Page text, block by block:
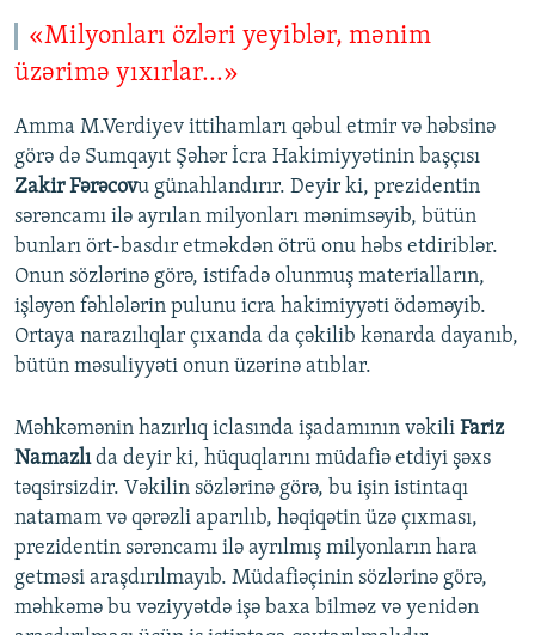
«Milyonları özləri yeyiblər, mənim
üzərimə yıxırlar...»
Amma M.Verdiyev ittihamları qəbul etmir və həbsinə
görə də Sumqayıt Şəhər İcra Hakimiyyətinin başçısı
Zakir Fərəcovu günahlandırır. Deyir ki, prezidentin
sərəncamı ilə ayrılan milyonları mənimsəyib, bütün
bunları ört-basdır etməkdən ötrü onu həbs etdiriblər.
Onun sözlərinə görə, istifadə olunmuş materialların,
işləyən fəhlələrin pulunu icra hakimiyyəti ödəməyib.
Ortaya narazılıqlar çıxanda da çəkilib kənarda dayanıb,
bütün məsuliyyəti onun üzərinə atıblar.
Məhkəmənin hazırlıq iclasında işadamının vəkili Fariz
Namazlıda deyir ki, hüquqlarını müdafiə etdiyi şəxs
təqsirsizdir. Vəkilin sözlərinə görə, bu işin istintaqı
natamam və qərəzli aparılıb, həqiqətin üzə çıxması,
prezidentin sərəncamı ilə ayrılmış milyonların hara
getməsi araşdırılmayıb. Müdafiəçinin sözlərinə görə,
məhkəmə bu vəziyyətdə işə baxa bilməz və yenidən